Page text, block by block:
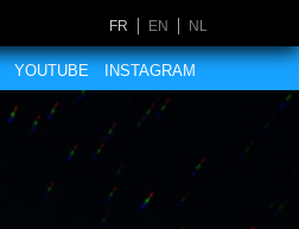
FR EN NL
YOUTUBE INSTAGRAM